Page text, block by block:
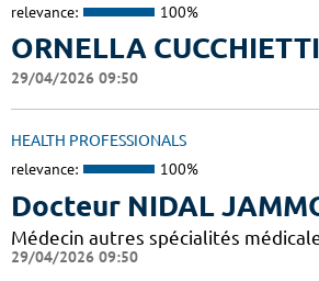
relevance: 100%
ORNELLA CUCCHIETTI
29/04/2026 09:50
HEALTH PROFESSIONALS
relevance: 100%
Docteur NIDAL
Médecin autres spécialités
29/04/2026 09:50